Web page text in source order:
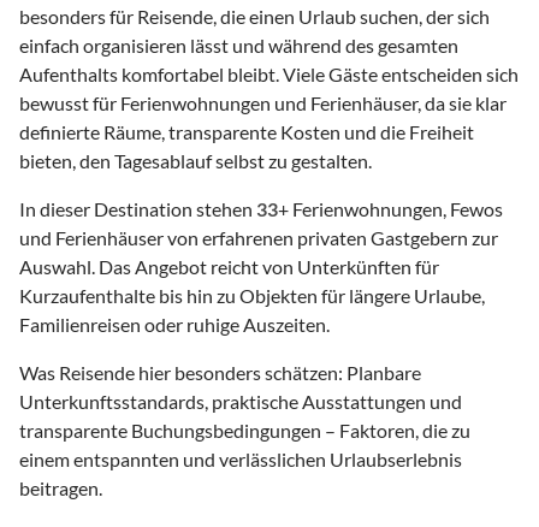
besonders für Reisende, die einen Urlaub suchen, der sich
einfach organisieren lässt und während des gesamten
Aufenthalts komfortabel bleibt. Viele Gäste entscheiden sich
bewusst für Ferienwohnungen und Ferienhäuser, da sie klar
definierte Räume, transparente Kosten und die Freiheit
bieten, den Tagesablauf selbst zu gestalten.
In dieser Destination stehen 33+ Ferienwohnungen, Fewos
und Ferienhäuser von erfahrenen privaten Gastgebern zur
Auswahl. Das Angebot reicht von Unterkünften für
Kurzaufenthalte bis hin zu Objekten für längere Urlaube,
Familienreisen oder ruhige Auszeiten.
Was Reisende hier besonders schätzen: Planbare
Unterkunftsstandards, praktische Ausstattungen und
transparente Buchungsbedingungen – Faktoren, die zu
einem entspannten und verlässlichen Urlaubserlebnis
beitragen.